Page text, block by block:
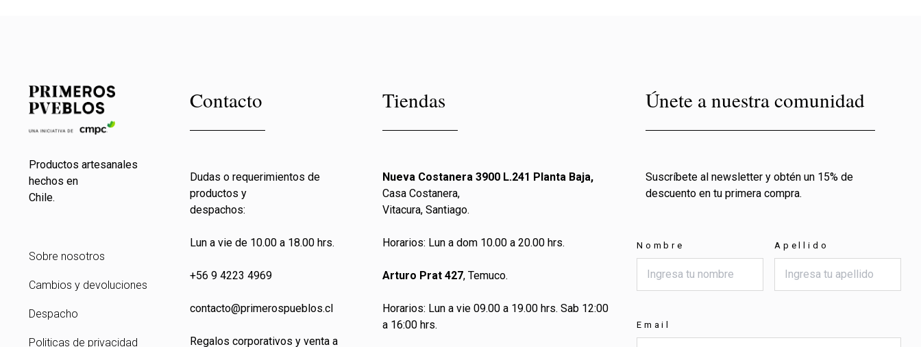
Productos artesanales
hechos en
Chile.
Sobre nosotros
Cambios y devoluciones
Despacho
Politicas de privacidad
Contacto
Dudas o requerimientos de
productos y
despachos:
Lun a vie de 10.00 a 18.00 hrs.
+56 9 4223 4969
contacto@primerospueblos.cl
Regalos corporativos y venta a
Tiendas
Nueva Costanera 3900 L.241 Planta Baja,
Casa Costanera,
Vitacura, Santiago.
Horarios: Lun a dom 10.00 a 20.00 hrs.
Arturo Prat 427, Temuco.
Horarios: Lun a vie 09.00 a 19.00 hrs. Sab 12:00
a 16:00 hrs.
Únete a nuestra comunidad
Suscríbete al newsletter y obtén un 15% de
descuento en tu primera compra.
Nombre Apellido
Email